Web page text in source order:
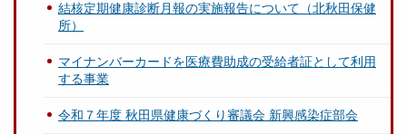
結核定期健康診断月報の実施報告について（北秋田保健
所）
マイナンバーカードを医療費助成の受給者証として利用
する事業
令和７年度 秋田県健康づくり審議会 新興感染症部会